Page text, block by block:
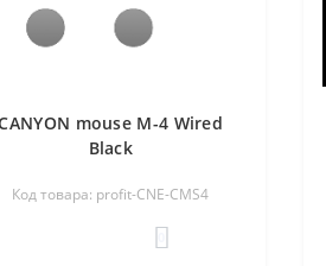
mouse M-4 Wired
Black
Код товара: profit-CNE-CMS4